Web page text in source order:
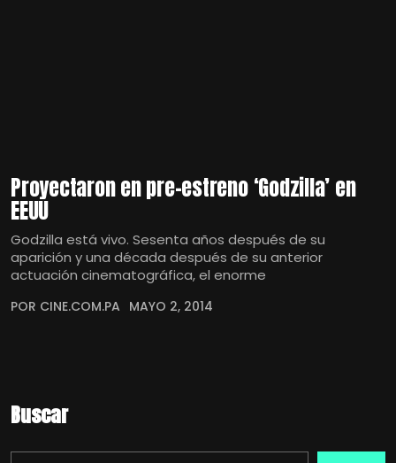
Proyectaron en pre-estreno ‘Godzilla’ en
EEUU
Godzilla está vivo. Sesenta años después de su
aparición y una década después de su anterior
actuación cinematográfica, el enorme
POR CINE.COM.PA MAYO 2, 2014
Buscar